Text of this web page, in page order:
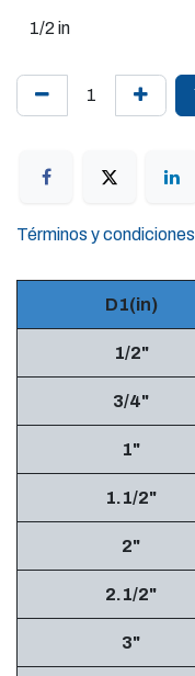
Términos y condiciones
D1(in)
1/2"
3/4"
1"
1.1/2"
2"
2.1/2"
3"